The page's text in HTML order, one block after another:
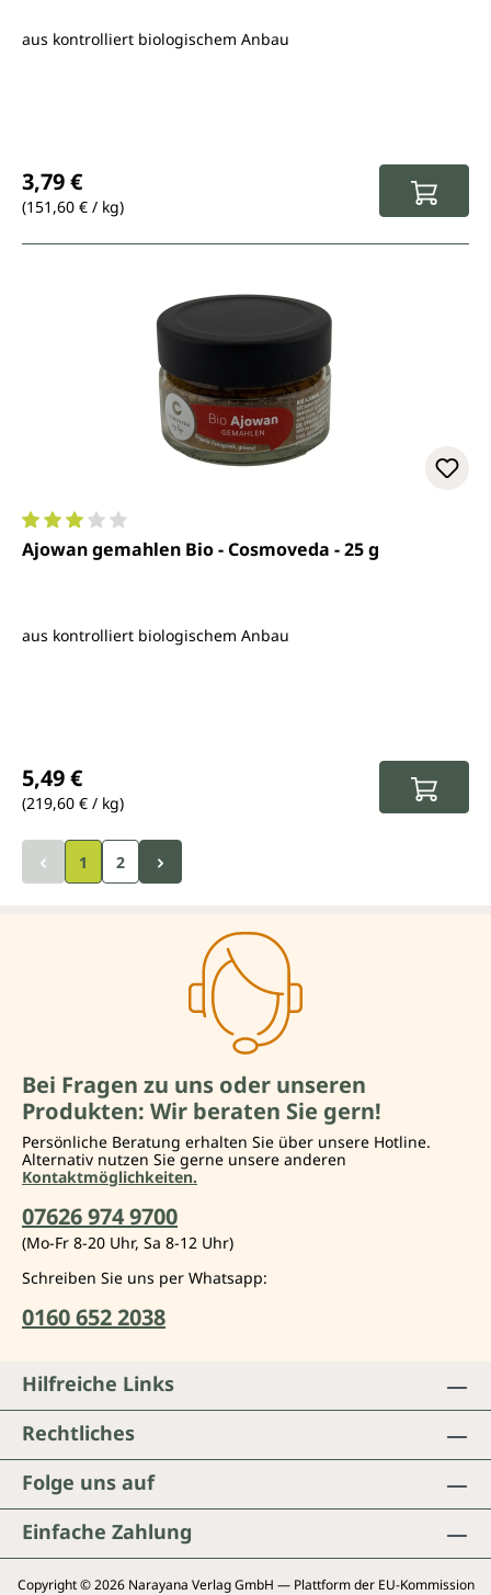
aus kontrolliert biologischem Anbau
3,79 €
(151,60 € / kg)
Durchschnittliche Bewertung von 3 von 5 Sternen
Ajowan gemahlen Bio - Cosmoveda - 25 g
aus kontrolliert biologischem Anbau
5,49 €
(219,60 € / kg)
1 2
Bei Fragen zu uns oder unseren
Produkten: Wir beraten Sie gern!
Persönliche Beratung erhalten Sie über unsere Hotline.
Alternativ nutzen Sie gerne unsere anderen
Kontaktmöglichkeiten.
07626 974 9700
(Mo-Fr 8-20 Uhr, Sa 8-12 Uhr)
Schreiben Sie uns per Whatsapp:
0160 652 2038
Folge uns auf
Einfache Zahlung
Hilfreiche Links
Rechtliches
Copyright © 2026 Narayana Verlag GmbH — Plattform der EU-Kommission